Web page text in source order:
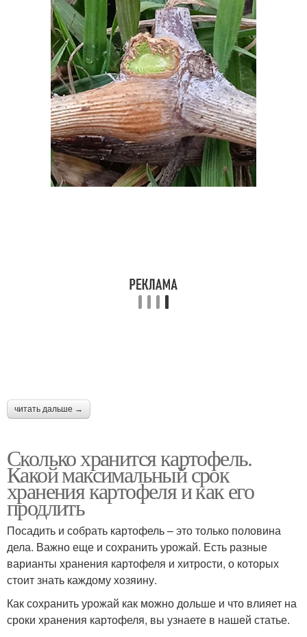
читать дальше →
Сколько хранится картофель.
Какой максимальный срок
хранения картофеля и как его
продлить
Посадить и собрать картофель – это только половина
дела. Важно еще и сохранить урожай. Есть разные
варианты хранения картофеля и хитрости, о которых
стоит знать каждому хозяину.
Как сохранить урожай как можно дольше и что влияет на
сроки хранения картофеля, вы узнаете в нашей статье.